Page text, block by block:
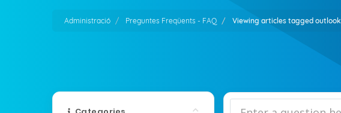
Administració Preguntes Freqüents - FAQ Viewing articles tagged outlook